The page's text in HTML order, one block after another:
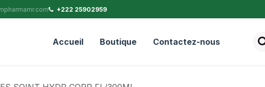
+222 25902959
Accueil Boutique Contactez-nous